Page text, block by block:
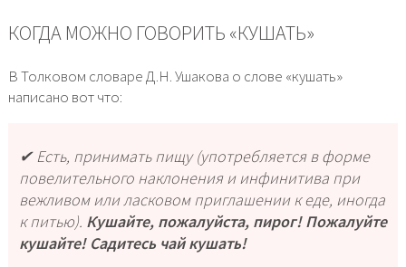
КОГДА МОЖНО ГОВОРИТЬ «КУШАТЬ»
В Толковом словаре Д.Н. Ушакова о слове «кушать»
написано вот что:
✔ Есть, принимать пищу (употребляется в форме
повелительного наклонения и инфинитива при
вежливом или ласковом приглашении к еде, иногда
к питью). Кушайте, пожалуйста, пирог! Пожалуйте
кушайте! Садитесь чай кушать!